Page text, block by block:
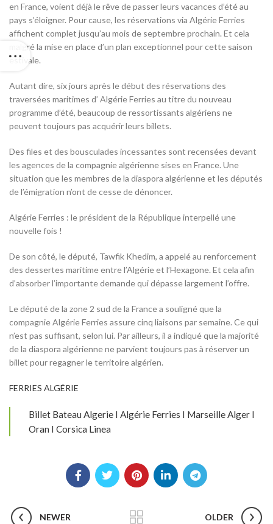
en France, voient déjà le rêve de passer leurs vacances d’été au
pays s’éloigner. Pour cause, les réservations via Algérie Ferries
affichent complet jusqu’au mois de septembre prochain. Et cela
malgré la mise en place d’un plan exceptionnel pour cette saison
estivale.
Autant dire, six jours après le début des réservations des
traversées maritimes d’ Algérie Ferries au titre du nouveau
programme d’été, beaucoup de ressortissants algériens ne
peuvent toujours pas acquérir leurs billets.
Des files et des bousculades incessantes sont recensées devant
les agences de la compagnie algérienne sises en France. Une
situation que les membres de la diaspora algérienne et les députés
de l’émigration n’ont de cesse de dénoncer.
Algérie Ferries : le président de la République interpellé une
nouvelle fois !
De son côté, le député, Tawfik Khedim, a appelé au renforcement
des dessertes maritime entre l’Algérie et l’Hexagone. Et cela afin
d’absorber l’importante demande qui dépasse largement l’offre.
Le député de la zone 2 sud de la France a souligné que la
compagnie Algérie Ferries assure cinq liaisons par semaine. Ce qui
n’est pas suffisant, selon lui. Par ailleurs, il a indiqué que la majorité
de la diaspora algérienne ne parvient toujours pas à réserver un
billet pour regagner le territoire algérien.
FERRIES ALGÉRIE
Billet Bateau Algerie I Algérie Ferries I Marseille Alger I
Oran I Corsica Linea
NEWER OLDER